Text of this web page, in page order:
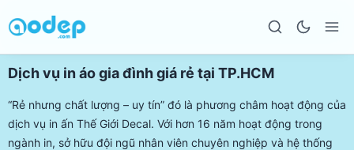
Dịch vụ in áo gia đình giá rẻ tại TP.HCM
“Rẻ nhưng chất lượng – uy tín” đó là phương châm hoạt động của
dịch vụ in ấn Thế Giới Decal. Với hơn 16 năm hoạt động trong
ngành in, sở hữu đội ngũ nhân viên chuyên nghiệp và hệ thống